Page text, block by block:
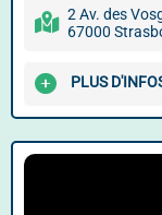
2 Av. des
67000
PLUS